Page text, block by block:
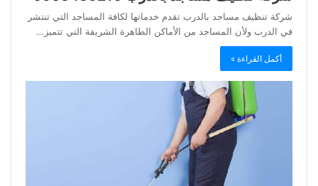
شركة تنظيف مساجد بالدرب تقدم خدماتها لكافة المساجد التي تنتشر
في الدرب ولأن المساجد من الأماكن الطاهرة الشريفة التي تتميز…
أكمل القراءة »